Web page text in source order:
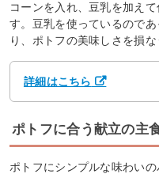
コーンを入れ、豆乳を加え
す。豆乳を使っているので
り、ポトフの美味しさを損な
詳細はこちら
ポトフに合う献立の主
ポトフにシンプルな味わい